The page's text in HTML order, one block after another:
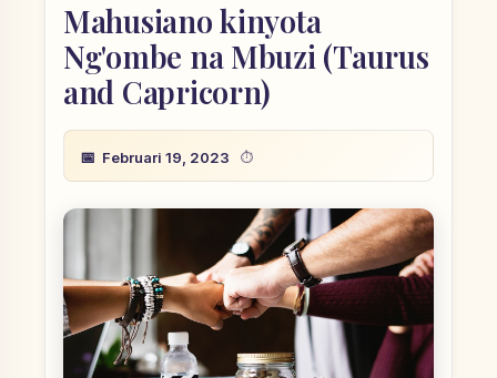
Mahusiano kinyota
Ng'ombe na Mbuzi (Taurus
and Capricorn)
Februari 19, 2023